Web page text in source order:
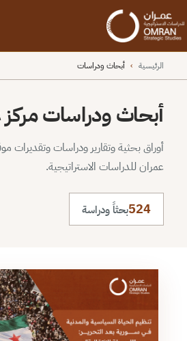
الرئيسية › أبحاث ودراسات
أبحاث ودراسات
أوراق بحثية وتقارير ودراسات
عمران للدراسات الاستراتيجية.
524بحثاً ودراسة